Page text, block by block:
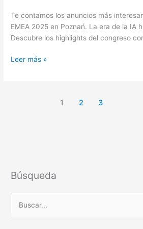
Te contamos los anuncios más
EMEA 2025 en Poznań. La era de la IA
Descubre los highlights del congreso
Leer más »
1 2 3
Búsqueda